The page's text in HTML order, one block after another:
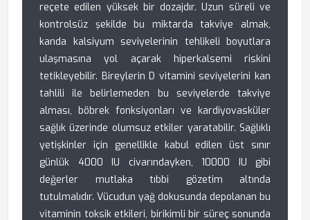
reçete edilen yüksek bir dozajdır. Uzun süreli ve
kontrolsüz şekilde bu miktarda takviye almak,
kanda kalsiyum seviyelerinin tehlikeli boyutlara
ulaşmasına yol açarak hiperkalsemi riskini
tetikleyebilir. Bireylerin D vitamini seviyelerini kan
tahlili ile belirlemeden bu seviyelerde takviye
alması, böbrek fonksiyonları ve kardiyovasküler
sağlık üzerinde olumsuz etkiler yaratabilir. Sağlıklı
yetişkinler için genellikle kabul edilen üst sınır
günlük 4000 IU civarındayken, 10000 IU gibi
değerler mutlaka tıbbi gözetim altında
tutulmalıdır. Vücudun yağ dokusunda depolanan bu
vitaminin toksik etkileri, birikimli bir süreç sonunda